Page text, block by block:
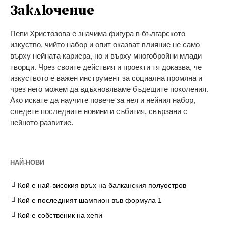
Заключение
Пепи Христозова е значима фигура в българското
изкуство, чийто набор и опит оказват влияние не само
върху нейната кариера, но и върху многобройни млади
творци. Чрез своите действия и проекти тя доказва, че
изкуството е важен инструмент за социална промяна и
чрез него можем да вдъхновяваме бъдещите поколения.
Ако искате да научите повече за нея и нейния набор,
следете последните новини и събития, свързани с
нейното развитие.
НАЙ-НОВИ
Кой е най-високия връх на балканския полуостров
Кой е последният шампион във формула 1
Кой е собственик на хепи